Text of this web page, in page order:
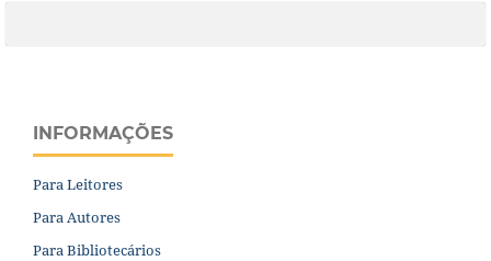
INFORMAÇÕES
Para Leitores
Para Autores
Para Bibliotecários